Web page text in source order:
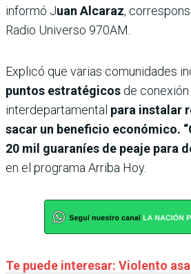
informó Juan Alcaraz,
Radio Universo 970AM.
Explicó que varias comunidades
puntos estratégicos de
interdepartamental para instalar
sacar un beneficio económico.
20 mil guaraníes de peaje para
en el programa Arriba Hoy.
Te puede interesar: Violento